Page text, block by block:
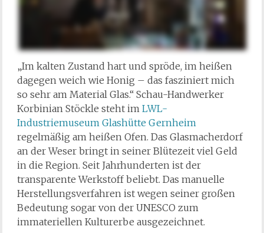
„Im kalten Zustand hart und spröde, im heißen
dagegen weich wie Honig – das fasziniert mich
so sehr am Material Glas.“ Schau-Handwerker
Korbinian Stöckle steht imLWL-
Industriemuseum Glashütte Gernheim
regelmäßig am heißen Ofen. Das Glasmacherdorf
an der Weser bringt in seiner Blütezeit viel Geld
in die Region. Seit Jahrhunderten ist der
transparente Werkstoff beliebt. Das manuelle
Herstellungsverfahren ist wegen seiner großen
Bedeutung sogar von der UNESCO zum
immateriellen Kulturerbe ausgezeichnet.